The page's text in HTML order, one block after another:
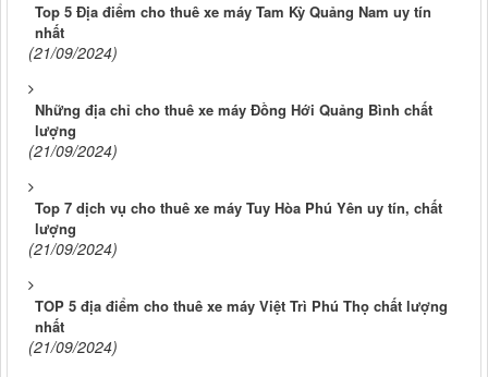
Top 5 Địa điểm cho thuê xe máy Tam Kỳ Quảng Nam uy tín
nhất
(21/09/2024)
Những địa chỉ cho thuê xe máy Đồng Hới Quảng Bình chất
lượng
(21/09/2024)
Top 7 dịch vụ cho thuê xe máy Tuy Hòa Phú Yên uy tín, chất
lượng
(21/09/2024)
TOP 5 địa điểm cho thuê xe máy Việt Trì Phú Thọ chất lượng
nhất
(21/09/2024)